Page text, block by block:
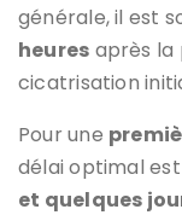
générale, il est
heures après la
cicatrisation
Pour une
délai optimal
et quelques